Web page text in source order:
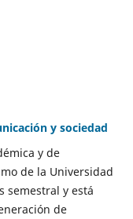
y sociedad
y de
de la Universidad
semestral y está
de